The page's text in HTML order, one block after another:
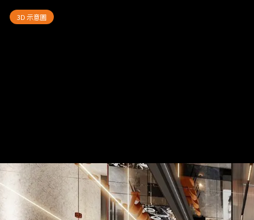
台中帝寶|現代風|53坪
3D 示意圖